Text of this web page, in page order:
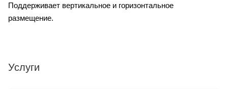
Поддерживает вертикальное и горизонтальное
размещение.
Услуги